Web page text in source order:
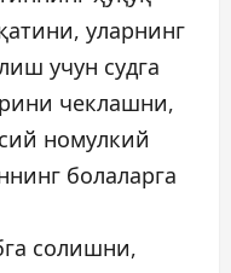
уларнинг
учун судга
чеклашни,
номулкий
болаларга
солишни,